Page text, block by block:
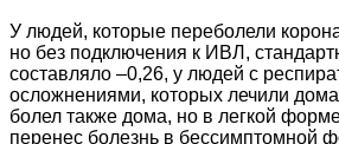
У людей, которые переболели
но без подключения к ИВЛ,
составляло –0,26, у людей с
осложнениями, которых лечили
болел также дома, но в легкой
перенес болезнь в бессимптомной